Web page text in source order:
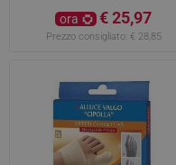
ora € 25,97
Prezzo consigliato: € 28,85